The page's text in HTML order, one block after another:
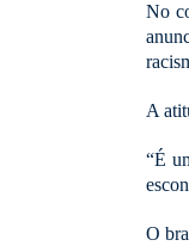
No
A
“É
O